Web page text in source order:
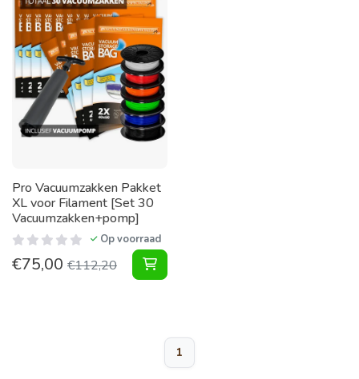
Pro Vacuumzakken Pakket
XL voor Filament [Set 30
Vacuumzakken+pomp]
Op voorraad
€75,00 €112,20 Vacuumzakken Pakket XL voor
1